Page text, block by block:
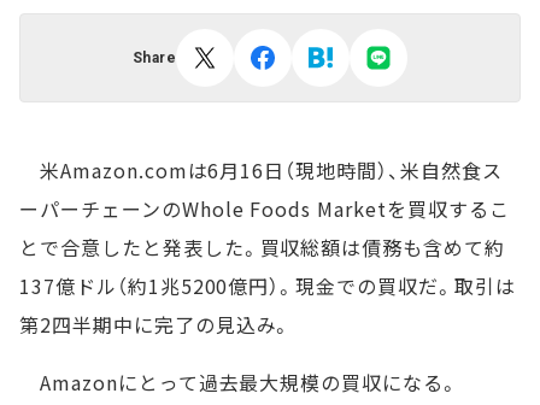
Share
米Amazon.comは6月16日（現地時間）、米自然食ス
ーパーチェーンのWhole Foods Marketを買収するこ
とで合意したと発表した。買収総額は債務も含めて約
137億ドル（約1兆5200億円）。現金での買収だ。取引は
第2四半期中に完了の見込み。
Amazonにとって過去最大規模の買収になる。